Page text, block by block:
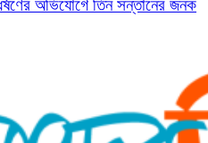
অভিযোগে তিন সন্তানের জনক